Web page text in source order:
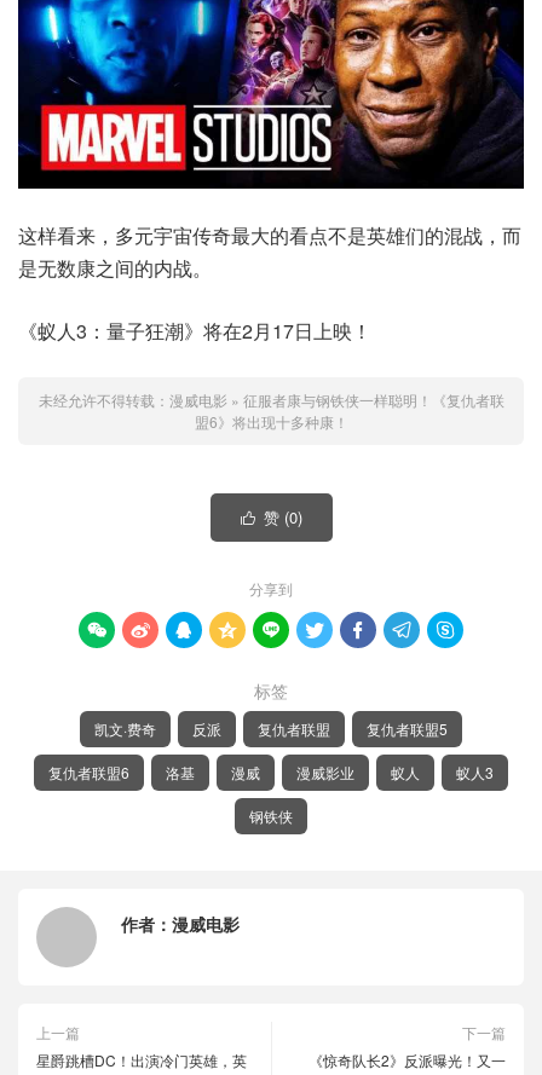
这样看来，多元宇宙传奇最大的看点不是英雄们的混战，而
是无数康之间的内战。
《蚁人3：量子狂潮》将在2月17日上映！
未经允许不得转载： 漫威电影 » 征服者康与钢铁侠一样聪明！《复仇者联
盟6》将出现十多种康！
 赞 (0)
分享到
        
标签
凯文·费奇 反派 复仇者联盟 复仇者联盟5
复仇者联盟6 洛基 漫威 漫威影业 蚁人 蚁人3
钢铁侠
作者： 漫威电影
上一篇
星爵跳槽DC！出演冷门英雄，英
下一篇
《惊奇队长2》反派曝光！又一